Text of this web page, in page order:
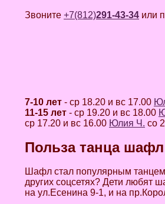
Звоните +7(812)291-43-34 или
7-10 лет - ср 18.20 и вс 17.00
11-15 лет - ср 19.20 и вс 18.00
ср 17.20 и вс 16.00 Юлия Ч. со
Польза танца шафл
Шафл стал популярным
других соцсетях? Дети любят
на ул.Есенина 9-1, и на